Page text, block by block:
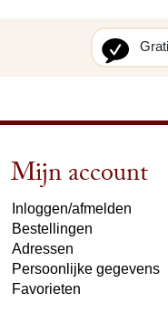
Mijn account
Inloggen/afmelden
Bestellingen
Adressen
Persoonlijke gegevens
Favorieten